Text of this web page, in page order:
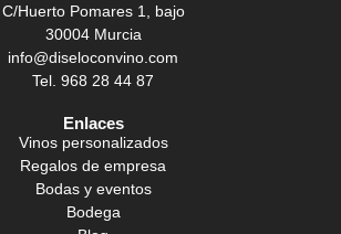
C/Huerto Pomares 1, bajo
30004 Murcia
info@diseloconvino.com
Tel. 968 28 44 87
Enlaces
Vinos personalizados
Regalos de empresa
Bodas y eventos
Bodega